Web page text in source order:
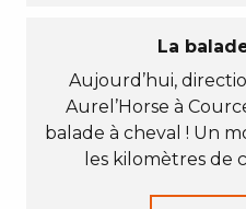
La
Aujourd’hui,
Aurel’Horse à
balade à cheval ! Un
les kilomètres de